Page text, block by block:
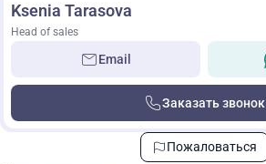
Ksenia Tarasova
Head of sales
Email
Заказать звонок
Пожаловаться